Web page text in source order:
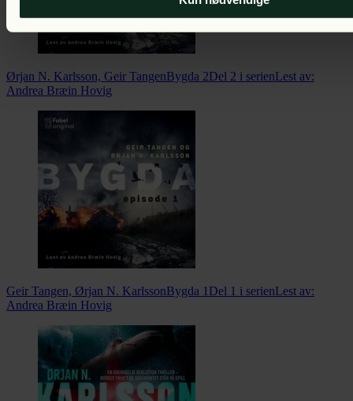
Ørjan N. Karlsson, Geir TangenBygda 2Del 2 i serienLest av:
Andrea Bræin Hovig
Geir Tangen, Ørjan N. KarlssonBygda 1 Del 1 i serienLest av:
Andrea Bræin Hovig